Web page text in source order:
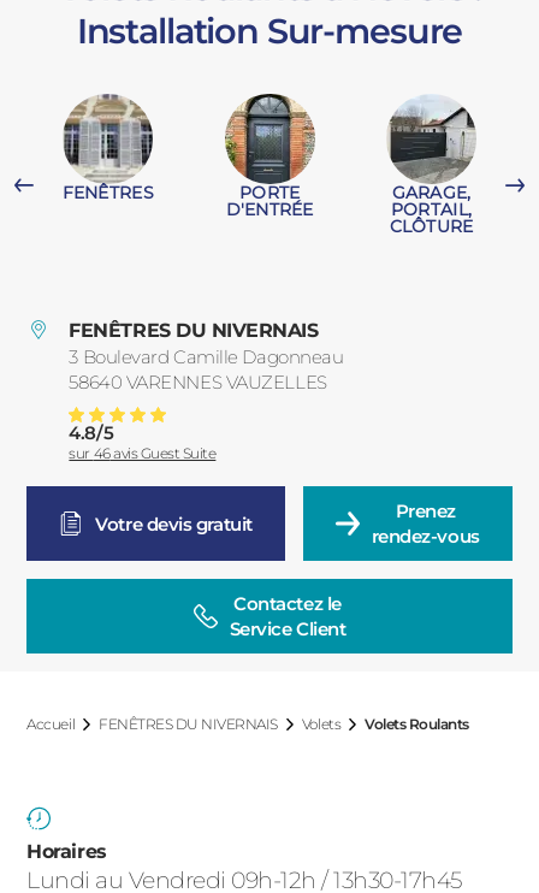
Installation Sur-mesure
FENÊTRES PORTE
D'ENTRÉE
GARAGE,
PORTAIL,
CLÔTURE
FENÊTRES DU NIVERNAIS
3 Boulevard Camille Dagonneau
58640 VARENNES VAUZELLES
France
Volets Roulants à Nevers : Installation Sur-mesure
Note moyenne :
4.8/5
sur 46avis Guest Suite
Votre devis gratuit
Prenez
rendez-vous
Contactez le
Service Client
Accueil FENÊTRES DU NIVERNAIS Volets Volets Roulants
Horaires
Lundi au Vendredi 09h-12h / 13h30-17h45
PVC
ALUMINIUM
PORTAILS ET PORTILLONS
CARPORTS
CLÔTURES